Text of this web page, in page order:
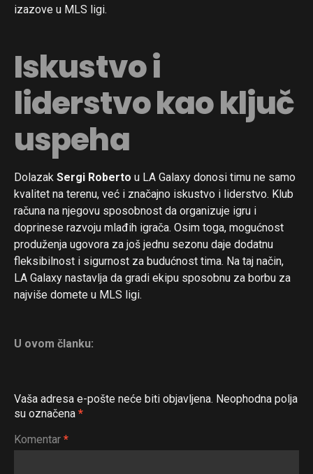
izazove u MLS ligi.
Iskustvo i
liderstvo kao ključ
uspeha
Dolazak Sergi Roberto u LA Galaxy donosi timu ne samo
kvalitet na terenu, već i značajno iskustvo i liderstvo. Klub
računa na njegovu sposobnost da organizuje igru i
doprinese razvoju mlađih igrača. Osim toga, mogućnost
produženja ugovora za još jednu sezonu daje dodatnu
fleksibilnost i sigurnost za budućnost tima. Na taj način,
LA Galaxy nastavlja da gradi ekipu sposobnu za borbu za
najviše domete u MLS ligi.
U ovom članku:
Vaša adresa e-pošte neće biti objavljena. Neophodna polja
su označena *
Komentar *